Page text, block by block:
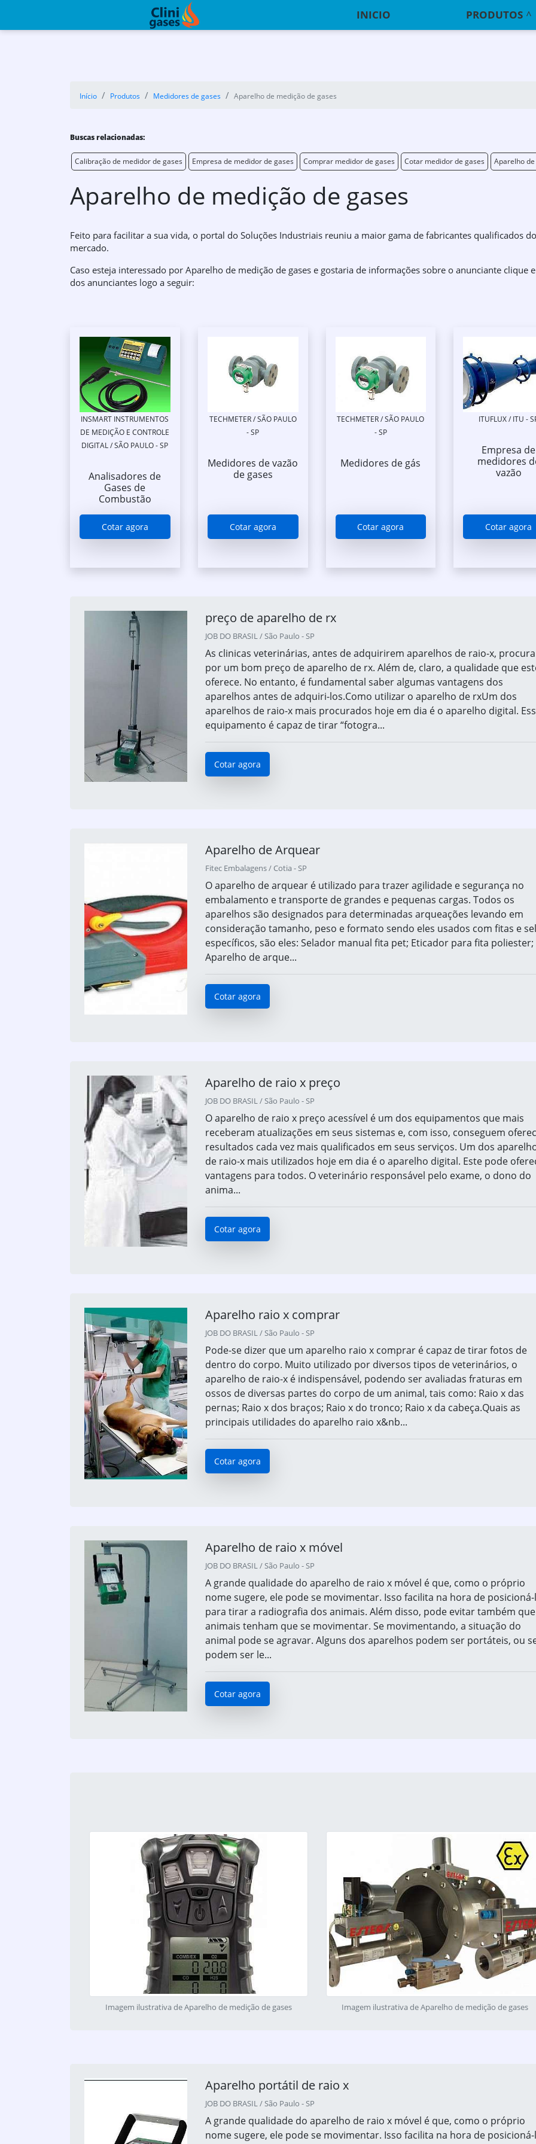
INICIO PRODUTOS
Início Produtos Medidores de gases Aparelho de medição de gases
Buscas relacionadas:
Calibração de medidor de gases Empresa de medidor de gases Comprar medidor de gases Cotar medidor de gases Aparelho
Aparelho de medição de gases
Feito para facilitar a sua vida, o portal do Soluções Industriais reuniu a maior gama de fabricantes qualificados do
mercado.
Caso esteja interessado por Aparelho de medição de gases e gostaria de informações sobre o anunciante clique
dos anunciantes logo a seguir:
INSMART INSTRUMENTOS
DE MEDIÇÃO E CONTROLE
DIGITAL / SÃO PAULO - SP
Analisadores de
Gases de
Combustão
Cotar agora
TECHMETER / SÃO PAULO
- SP
Medidores de vazão
de gases
Cotar agora
TECHMETER / SÃO PAULO
- SP
Medidores de gás
Cotar agora
ITUFLUX / ITU -
Empresa de
medidores
vazão
Cotar agora
preço de aparelho de rx
JOB DO BRASIL / São Paulo - SP
As clinicas veterinárias, antes de adquirirem aparelhos de raio-x,
por um bom preço de aparelho de rx. Além de, claro, a qualidade que
oferece. No entanto, é fundamental saber algumas vantagens dos
aparelhos antes de adquiri-los.Como utilizar o aparelho de rxUm dos
aparelhos de raio-x mais procurados hoje em dia é o aparelho digital.
equipamento é capaz de tirar “fotogra...
Cotar agora
Aparelho de Arquear
Fitec Embalagens / Cotia - SP
O aparelho de arquear é utilizado para trazer agilidade e segurança no
embalamento e transporte de grandes e pequenas cargas. Todos os
aparelhos são designados para determinadas arqueações levando em
consideração tamanho, peso e formato sendo eles usados com fitas e
específicos, são eles: Selador manual fita pet; Eticador para fita
Aparelho de arque...
Cotar agora
Aparelho de raio x preço
JOB DO BRASIL / São Paulo - SP
O aparelho de raio x preço acessível é um dos equipamentos que mais
receberam atualizações em seus sistemas e, com isso, conseguem
resultados cada vez mais qualificados em seus serviços. Um dos
de raio-x mais utilizados hoje em dia é o aparelho digital. Este pode
vantagens para todos. O veterinário responsável pelo exame, o dono do
anima...
Cotar agora
Aparelho raio x comprar
JOB DO BRASIL / São Paulo - SP
Pode-se dizer que um aparelho raio x comprar é capaz de tirar fotos de
dentro do corpo. Muito utilizado por diversos tipos de veterinários, o
aparelho de raio-x é indispensável, podendo ser avaliadas fraturas em
ossos de diversas partes do corpo de um animal, tais como: Raio x das
pernas; Raio x dos braços; Raio x do tronco; Raio x da cabeça.Quais as
principais utilidades do aparelho raio x&nb...
Cotar agora
Aparelho de raio x móvel
JOB DO BRASIL / São Paulo - SP
A grande qualidade do aparelho de raio x móvel é que, como o próprio
nome sugere, ele pode se movimentar. Isso facilita na hora de
para tirar a radiografia dos animais. Além disso, pode evitar também
animais tenham que se movimentar. Se movimentando, a situação do
animal pode se agravar. Alguns dos aparelhos podem ser portáteis, ou
podem ser le...
Cotar agora
Imagem ilustrativa de Aparelho de medição de gases Imagem ilustrativa de Aparelho de medição de gases
Aparelho portátil de raio x
JOB DO BRASIL / São Paulo - SP
A grande qualidade do aparelho de raio x móvel é que, como o próprio
nome sugere, ele pode se movimentar. Isso facilita na hora de